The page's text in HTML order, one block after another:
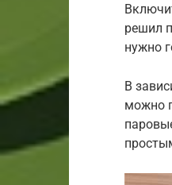
решил
нужно
В
можно